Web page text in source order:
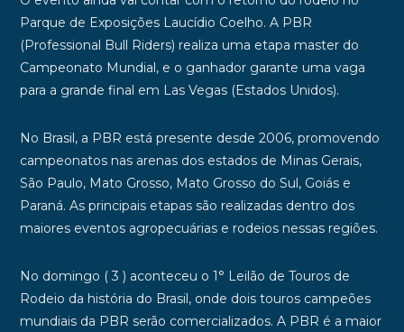
Parque de Exposições Laucídio Coelho. A PBR
(Professional Bull Riders) realiza uma etapa master do
Campeonato Mundial, e o ganhador garante uma vaga
para a grande final em Las Vegas (Estados Unidos).
No Brasil, a PBR está presente desde 2006, promovendo
campeonatos nas arenas dos estados de Minas Gerais,
São Paulo, Mato Grosso, Mato Grosso do Sul, Goiás e
Paraná. As principais etapas são realizadas dentro dos
maiores eventos agropecuárias e rodeios nessas regiões.
No domingo ( 3 ) aconteceu o 1° Leilão de Touros de
Rodeio da história do Brasil, onde dois touros campeões
mundiais da PBR serão comercializados. A PBR é a maior